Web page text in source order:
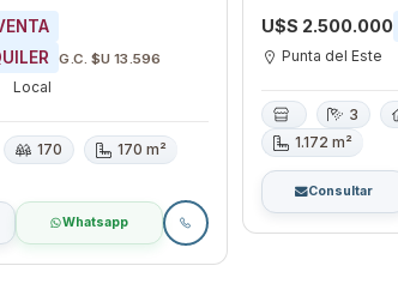
G.C. $U 13.596
Local
170 170 m²
Whatsapp
U$S 2.500.000
Punta del Este
3
1.172 m²
Consultar